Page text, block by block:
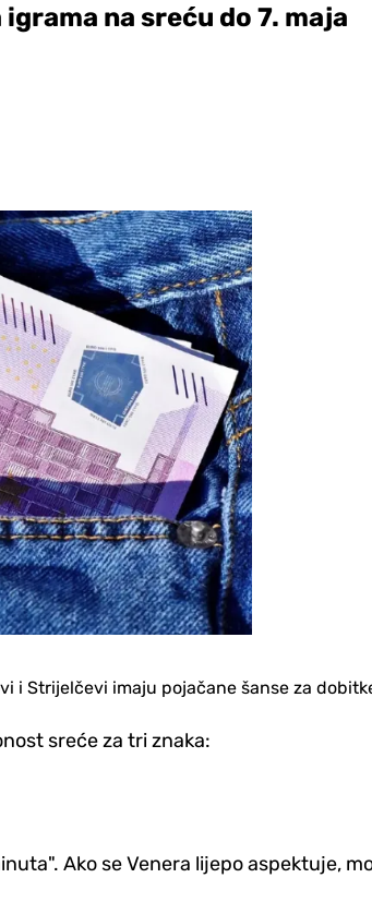
na sreću do 7. maja
i Strijelčevi imaju pojačane šanse za
sreće za tri znaka:
Ako se Venera lijepo aspektuje,